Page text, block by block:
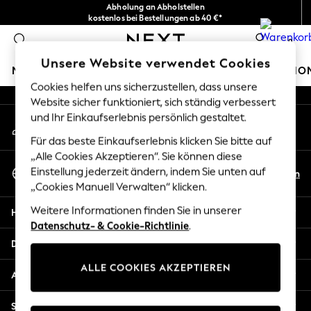
Abholung an Abholstellen
kostenlos bei Bestellungen ab 40 €*
Problemlose Rückgaben*
0
MÄDCHEN JUNGEN BABY DAMEN HERREN
HOLIDAY SHOP
Women's Holiday Shop
All Swimwear
All Beachwear
Bags & Accessories
Beach Dresses & Kaftans
Dresses
Flip Flops
Linen Collection
Sandals
Shorts
An error occurred on client
Unsere sozialen Netzwerke
Mein Konto
Melden Sie sich bei Ihrem Konto an
Sprache Auswählen
Deutsch
En
Hilfe
Datenschutz und Rechtliches
Abteilungen
Sonstige Dienstleistungen
Unsere Website verwendet Cookies
Cookies helfen uns sicherzustellen, dass unsere
Website sicher funktioniert, sich ständig verbessert
und Ihr Einkaufserlebnis persönlich gestaltet.
Für das beste Einkaufserlebnis klicken Sie bitte auf
„Alle Cookies Akzeptieren“. Sie können diese
Einstellung jederzeit ändern, indem Sie unten auf
„Cookies Manuell Verwalten“ klicken.
Weitere Informationen finden Sie in unserer
Datenschutz- & Cookie-Richtlinie.
ALLE COOKIES AKZEPTIEREN